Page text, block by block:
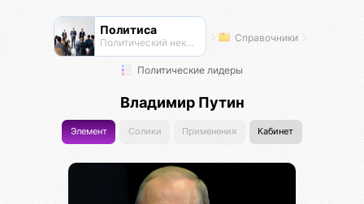
Политиса
Политический нексус Справочники
Политические лидеры
Владимир Путин
Элемент Солики Применения Кабинет